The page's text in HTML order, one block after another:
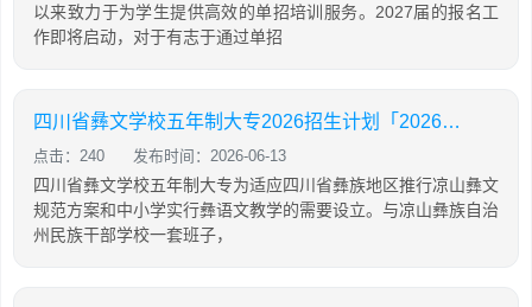
以来致力于为学生提供高效的单招培训服务。2027届的报名工
作即将启动，对于有志于通过单招
四川省彝文学校五年制大专2026招生计划「2026年更新」
点击：240 发布时间：2026-06-13
四川省彝文学校五年制大专为适应四川省彝族地区推行凉山彝文
规范方案和中小学实行彝语文教学的需要设立。与凉山彝族自治
州民族干部学校一套班子，